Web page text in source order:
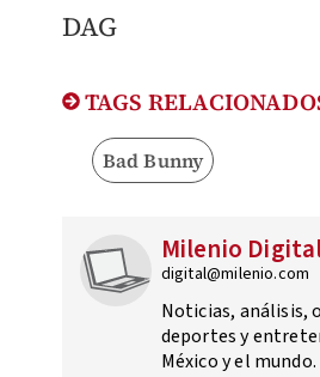
DAG
TAGS
Bad Bunny
Milenio
digital@milenio.com
Noticias, análisis,
deportes y
México y el mundo.